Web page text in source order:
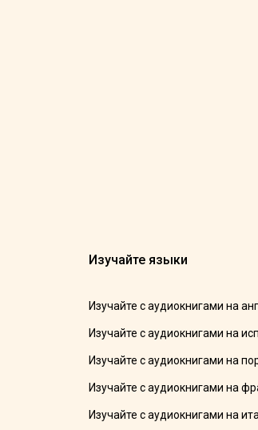
Изучайте языки
Изучайте с аудиокнигами на
Изучайте с аудиокнигами на
Изучайте с аудиокнигами на
Изучайте с аудиокнигами на
Изучайте с аудиокнигами на